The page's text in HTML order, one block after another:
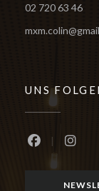
02 720 63 46
UNS
Facebook